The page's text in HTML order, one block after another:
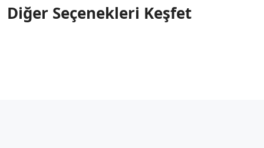
Diğer Seçenekleri Keşfet